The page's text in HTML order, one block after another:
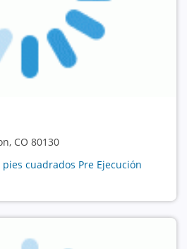
CO 80130
pies cuadrados Pre Ejecución